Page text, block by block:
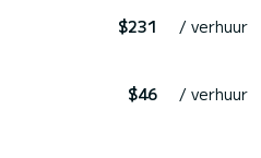
$231 / verhuur
$46 / verhuur